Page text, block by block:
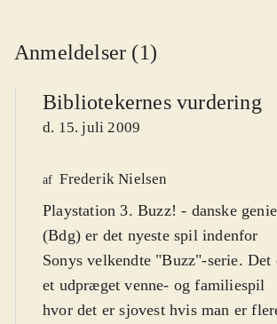
Anmeldelser (1)
Bibliotekernes vurdering
d. 15. juli 2009
af Frederik Nielsen
Playstation 3. Buzz! - danske
(Bdg) er det nyeste spil indenfor
Sonys velkendte "Buzz"-serie. Det
et udpræget venne- og familiespil
hvor det er sjovest hvis man er